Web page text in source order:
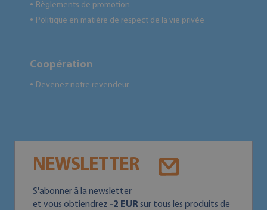
● Règlements de promotion
● Politique en matière de respect de la vie privée
Coopération
● Devenez notre revendeur
NEWSLETTER
S'abonner ā la newsletter
et vous obtiendrez -2 EUR sur tous les produits de